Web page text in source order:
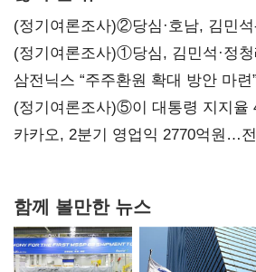
(정기여론조사)②당심·호남, 김민
(정기여론조사)①당심, 김민석·정
지지도 '50% 아래로'(종합)
삼전닉스 “주주환원 확대 방안 마
보내
(정기여론조사)⑤이 대통령 지지율
만에 다시 40%대
카카오, 2분기 영업익 2770억원…
함께 볼만한 뉴스